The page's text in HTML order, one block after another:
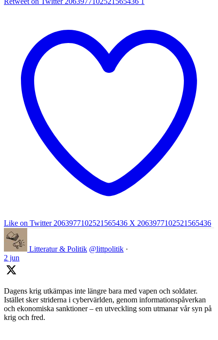
Like on Twitter 2063977102521565436 X 2063977102521565436
Litteratur & Politik @littpolitik ·
2 jun
Dagens krig utkämpas inte längre bara med vapen och soldater.
Istället sker striderna i cybervärlden, genom informationspåverkan
och ekonomiska sanktioner – en utveckling som utmanar vår syn på
krig och fred.